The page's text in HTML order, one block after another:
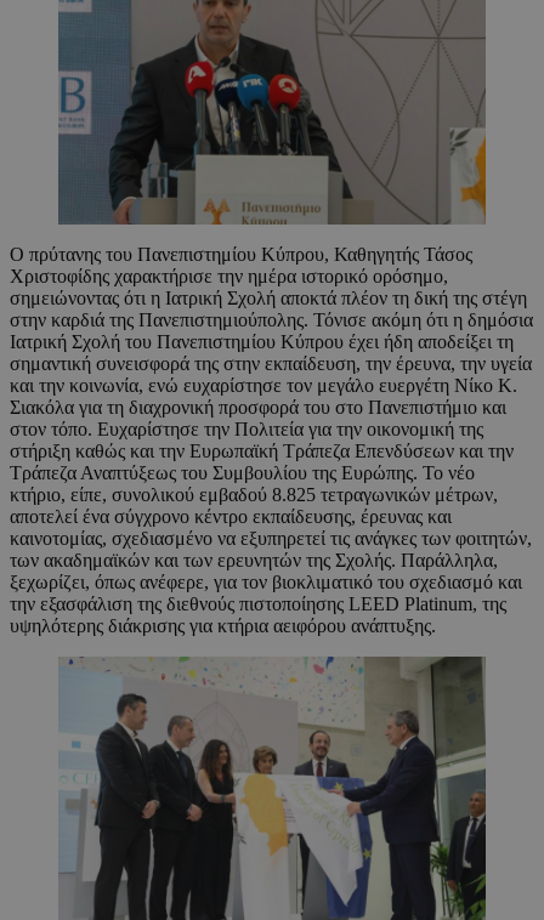
Ο πρύτανης του Πανεπιστημίου Κύπρου, Καθηγητής Τάσος
Χριστοφίδης χαρακτήρισε την ημέρα ιστορικό ορόσημο,
σημειώνοντας ότι η Ιατρική Σχολή αποκτά πλέον τη δική της στέγη
στην καρδιά της Πανεπιστημιούπολης. Τόνισε ακόμη ότι η δημόσια
Ιατρική Σχολή του Πανεπιστημίου Κύπρου έχει ήδη αποδείξει τη
σημαντική συνεισφορά της στην εκπαίδευση, την έρευνα, την υγεία
και την κοινωνία, ενώ ευχαρίστησε τον μεγάλο ευεργέτη Νίκο Κ.
Σιακόλα για τη διαχρονική προσφορά του στο Πανεπιστήμιο και
στον τόπο. Ευχαρίστησε την Πολιτεία για την οικονομική της
στήριξη καθώς και την Ευρωπαϊκή Τράπεζα Επενδύσεων και την
Τράπεζα Αναπτύξεως του Συμβουλίου της Ευρώπης. Το νέο
κτήριο, είπε, συνολικού εμβαδού 8.825 τετραγωνικών μέτρων,
αποτελεί ένα σύγχρονο κέντρο εκπαίδευσης, έρευνας και
καινοτομίας, σχεδιασμένο να εξυπηρετεί τις ανάγκες των φοιτητών,
των ακαδημαϊκών και των ερευνητών της Σχολής. Παράλληλα,
ξεχωρίζει, όπως ανέφερε, για τον βιοκλιματικό του σχεδιασμό και
την εξασφάλιση της διεθνούς πιστοποίησης LEED Platinum, της
υψηλότερης διάκρισης για κτήρια αειφόρου ανάπτυξης.